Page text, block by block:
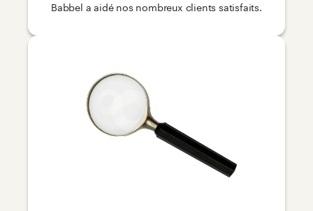
Babbel a aidé nos nombreux clients satisfaits.